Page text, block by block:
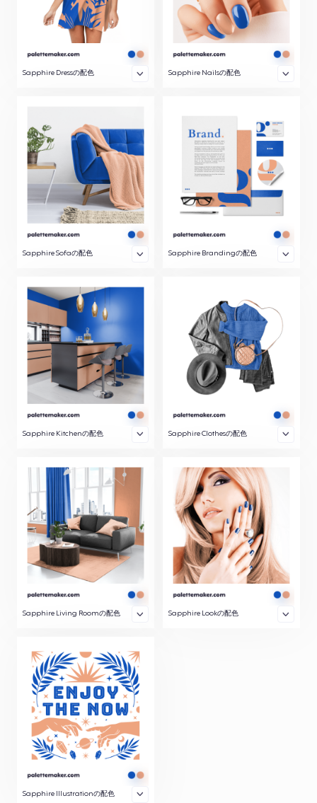
Sapphire Dressの配色 Sapphire Nailsの配色
Sapphire Sofaの配色 Sapphire Brandingの配色
Sapphire Kitchenの配色 Sapphire Clothesの配色
Sapphire Living Roomの配色 Sapphire Lookの配色
Sapphire Illustrationの配色